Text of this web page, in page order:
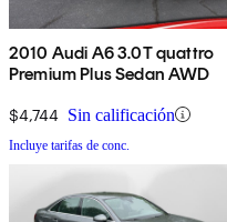
2010 Audi A6 3.0T quattro
Premium Plus Sedan AWD
$4,744 Sin calificación
Incluye tarifas de conc.